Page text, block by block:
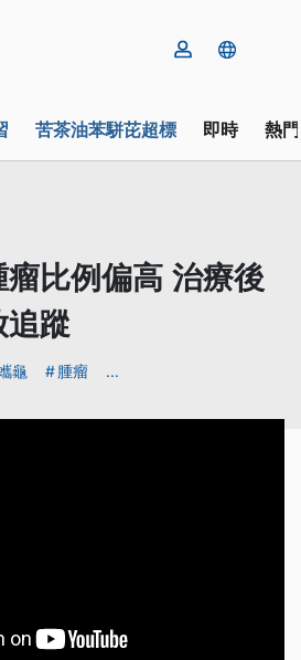
苦茶油苯駢芘超標 即時 熱
比例偏高 治療後
追蹤
龜 腫瘤 ...